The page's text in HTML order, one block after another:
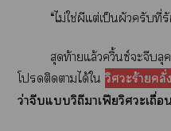
“ไม่ใช่ผีแต่เป็นผัวครับที่
สุดท้ายแล้วควิ้นซ์ะจีบลุ
โติดาได้ใวิศวะร้ายค
ว่าจีบแวิถีาเฟียวิะเถื่อ